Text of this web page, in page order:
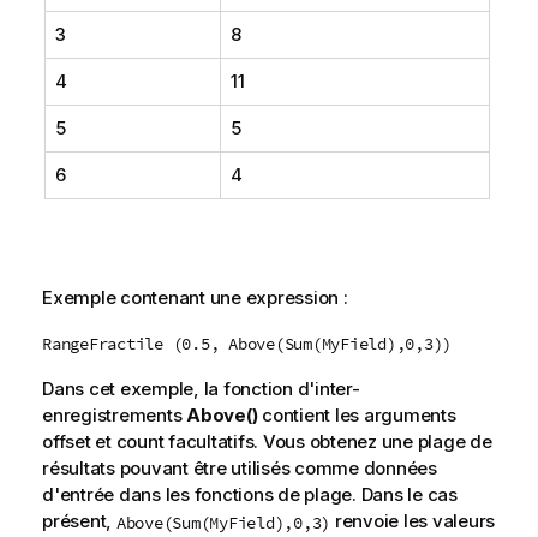
3 8
4 11
5 5
6 4
Exemple contenant une expression :
RangeFractile (0.5, Above(Sum(MyField),0,3))
Dans cet exemple, la fonction d'inter-
enregistrementsAbove()contient les arguments
offsetet countfacultatifs. Vous obtenez une plage de
résultats pouvant être utilisés comme données
d'entrée dans les fonctions de plage. Dans le cas
présent, Above(Sum(MyField),0,3) renvoie les valeurs